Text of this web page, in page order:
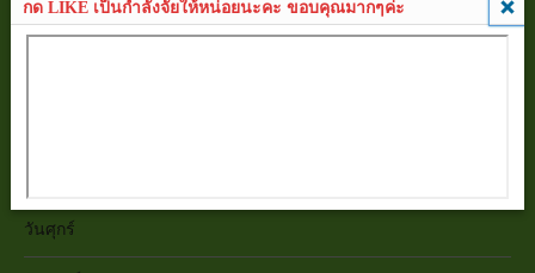
วันจันทร์
วันศุกร์
กด LIKE เป็นกำลังจัยให้หน่อยนะคะ ขอบคุณมากๆค่ะ